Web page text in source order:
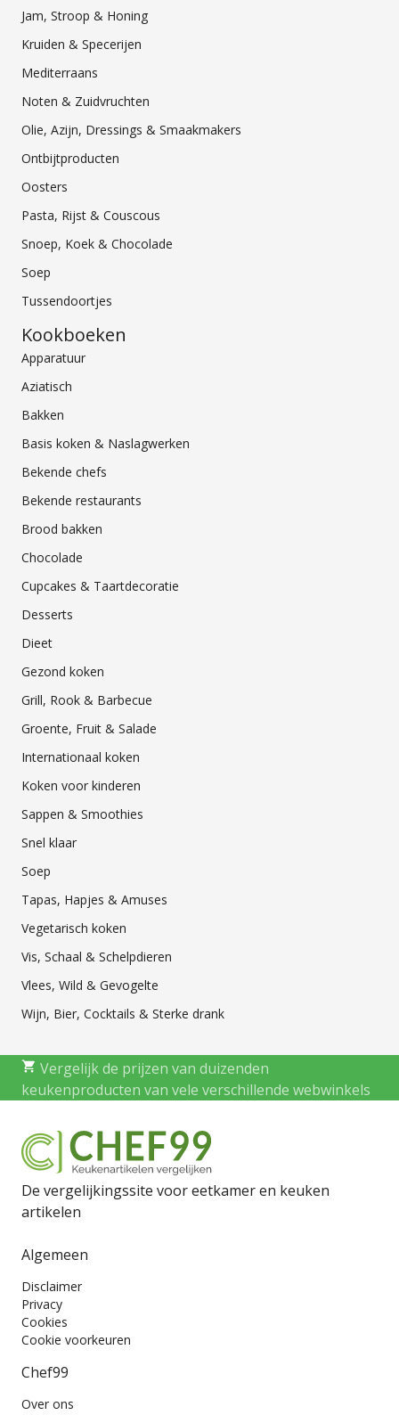
Jam, Stroop & Honing
Kruiden & Specerijen
Mediterraans
Noten & Zuidvruchten
Olie, Azijn, Dressings & Smaakmakers
Ontbijtproducten
Oosters
Pasta, Rijst & Couscous
Snoep, Koek & Chocolade
Soep
Tussendoortjes
Kookboeken
Apparatuur
Aziatisch
Bakken
Basis koken & Naslagwerken
Bekende chefs
Bekende restaurants
Brood bakken
Chocolade
Cupcakes & Taartdecoratie
Desserts
Dieet
Gezond koken
Grill, Rook & Barbecue
Groente, Fruit & Salade
Internationaal koken
Koken voor kinderen
Sappen & Smoothies
Snel klaar
Soep
Tapas, Hapjes & Amuses
Vegetarisch koken
Vis, Schaal & Schelpdieren
Vlees, Wild & Gevogelte
Wijn, Bier, Cocktails & Sterke drank
Vergelijk de prijzen van duizenden
keukenproducten van vele verschillende webwinkels
De vergelijkingssite voor eetkamer en keuken
artikelen
Algemeen
Disclaimer
Privacy
Cookies
Cookie voorkeuren
Chef99
Over ons